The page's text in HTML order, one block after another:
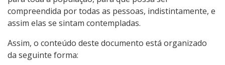
compreendida por todas as pessoas, indistintamente, e
assim elas se sintam contempladas.
Assim, o conteúdo deste documento está organizado
da seguinte forma: